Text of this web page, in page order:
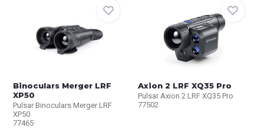
Binoculars Merger LRF
XP50
Pulsar Binoculars Merger LRF
XP50
77465
Axion 2 LRF XQ35 Pro
Pulsar Axion 2 LRF XQ35 Pro
77502